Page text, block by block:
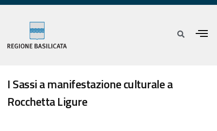
I Sassi a manifestazione culturale a
Rocchetta Ligure